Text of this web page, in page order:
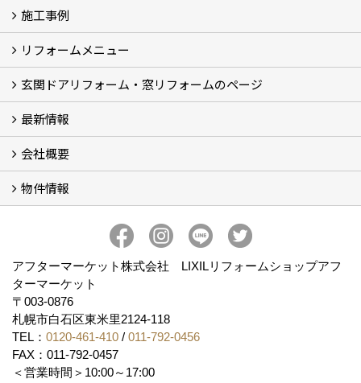
イベント予告
イベント報告
施工事例
フォトギャラリー
BeforeAfter (29)
お客様の声
リフォームメニュー
リフォームの流れ
窓リフォーム (3)
玄関ドアリフォーム (2)
キッチンリフォーム (4)
浴室リフォーム (3)
トイレリフォーム (5)
洗面リフォーム (2)
マンションリフォーム (3)
収納リフォーム
カーポート工事
風除室工事
ウッドデッキ・タイルデッキ工事
エクステリア工事 (2)
内装リフォーム
雨樋設置・修繕
外壁張替・塗装 (2)
エアコン取付工事
玄関ドアリフォーム・窓リフォームのページ
玄関ドアリフォーム
内窓交換・外窓交換・ガラス交換 (18)
最新情報
補助金情報
各種キャンペーン (2)
会社概要
会社概要
コンセプト
アクセス
スタッフ紹介
スタッフブログ
プライバシーポリシー
アフターメンテナンス
お客様サポート
事業紹介
物件情報
アフターマーケット株式会社 LIXILリフォームショップアフ
ターマーケット
〒003-0876
札幌市白石区東米里2124-118
TEL： 0120-461-410 / 011-792-0456
FAX：011-792-0457
＜営業時間＞10:00～17:00